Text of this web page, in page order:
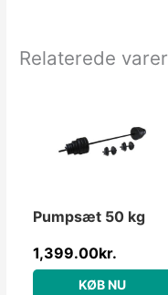
Relaterede varer
Pumpsæt 50 kg
1,399.00kr.
KØB NU